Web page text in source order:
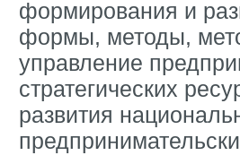
формирования и
формы, методы,
управление
стратегических
развития